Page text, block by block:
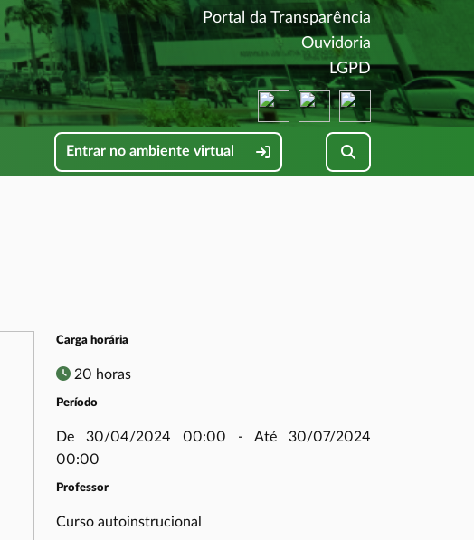
Portal da Transparência (abre em
Ouvidoria (abre em
LGPD(abre em
(abre em nova janela)
(abre em nova janela)
(abre em nova
Entrar no ambiente virtual Pesquisar no site
Carga horária
20 horas
Período
De 30/04/2024 00:00 - Até 30/07/2024
00:00
Professor
Curso autoinstrucional